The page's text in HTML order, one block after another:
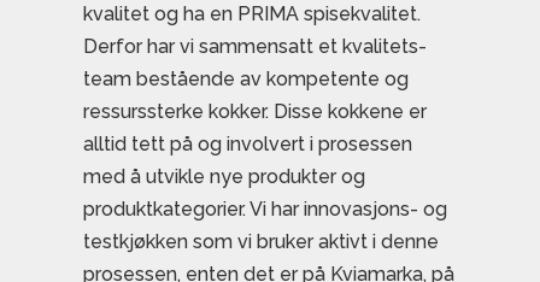
kvalitet og ha en PRIMA spisekvalitet.
Derfor har vi sammensatt et kvalitets-
team bestående av kompetente og
ressurssterke kokker. Disse kokkene er
alltid tett på og involvert i prosessen
med å utvikle nye produkter og
produktkategorier. Vi har innovasjons- og
testkjøkken som vi bruker aktivt i denne
prosessen, enten det er på Kviamarka, på